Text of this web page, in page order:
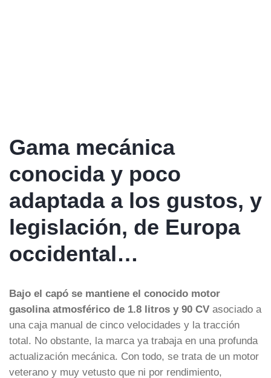
Gama mecánica
conocida y poco
adaptada a los gustos, y
legislación, de Europa
occidental…
Bajo el capó se mantiene el conocido motor
gasolina atmosférico de 1.8 litros y 90 CV asociado a
una caja manual de cinco velocidades y la tracción
total. No obstante, la marca ya trabaja en una profunda
actualización mecánica. Con todo, se trata de un motor
veterano y muy vetusto que ni por rendimiento,